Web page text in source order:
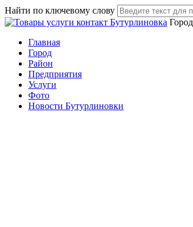
Найти по ключевому слову
Главная
Город
Район
Предприятия
Услуги
Фото
Новости Бутурлиновки